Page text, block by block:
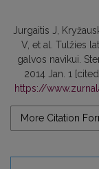
Jurgaitis J,
V, et al. Tulžies
galvos navikui.
2014 Jan. 1
https://
More Citation